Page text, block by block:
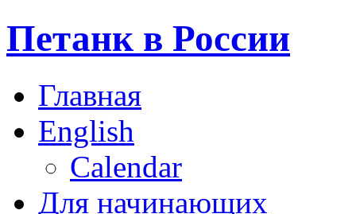
Петанк в России
Главная
English
Calendar
Для начинающих